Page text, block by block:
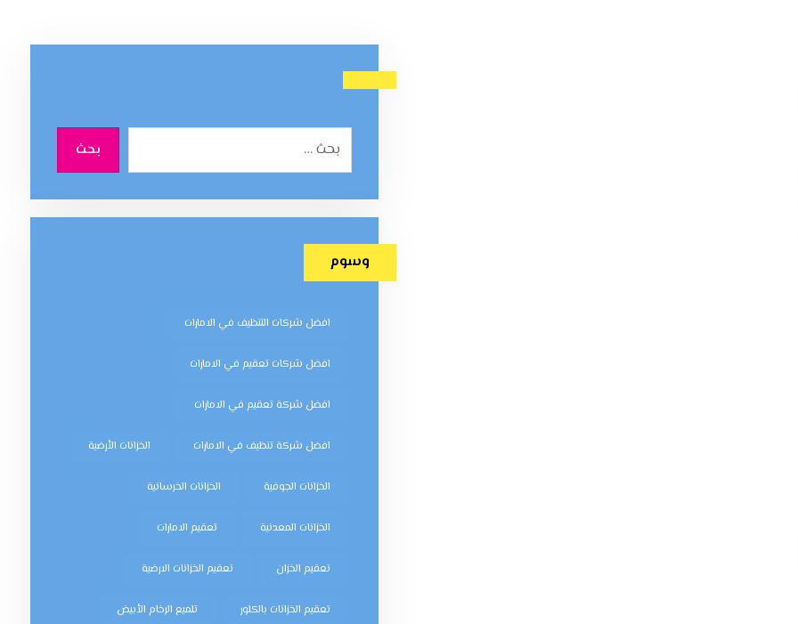
بحث
وسوم
افضل شركات التنظيف في الامارات
افضل شركات تعقيم في الامارات
افضل شركة تعقيم في الامارات
افضل شركة تنظيف في الامارات الخزانات الأرضية
الخزانات الجوفية الخزانات الخرسانية
الخزانات المعدنية تعقيم الامارات
تعقيم الخزان تعقيم الخزانات الارضية
تعقيم الخزانات بالكلور تلميع الرخام الأبيض